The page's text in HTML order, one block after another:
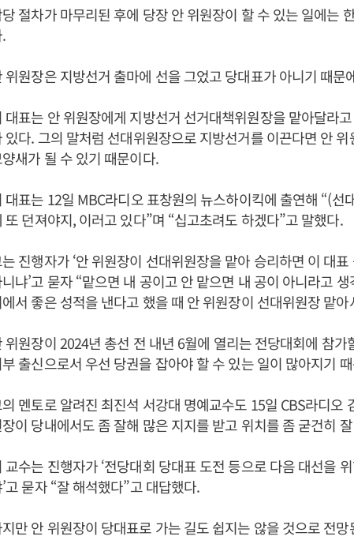
절차가 마무리된 후에 당장 안 위원장이 할 수 있는 일에는
위원장은 지방선거 출마에 선을 그었고 당대표가 아니기 때문
대표는 안 위원장에게 지방선거 선거대책위원장을 맡아달라
있다. 그의 말처럼 선대위원장으로 지방선거를 이끈다면 안
새가 될 수 있기 때문이다.
대표는 12일 MBC라디오 표창원의 뉴스하이킥에 출연해 “(선
또 던져야지, 이러고 있다”며 “십고초려도 하겠다”고 말했다.
진행자가 ‘안 위원장이 선대위원장을 맡아 승리하면 이 대
냐’고 묻자 “맡으면 내 공이고 안 맡으면 내 공이 아니라고
서 좋은 성적을 낸다고 했을 때 안 위원장이 선대위원장 맡
위원장이 2024년 총선 전 내년 6월에 열리는 전당대회에 참
출신으로서 우선 당권을 잡아야 할 수 있는 일이 많아지기
멘토로 알려진 최진석 서강대 명예교수도 15일 CBS라디오
이 당내에서도 좀 잘해 많은 지지를 받고 위치를 좀 굳건히
교수는 진행자가 ‘전당대회 당대표 도전 등으로 다음 대선을
고 묻자 “잘 해석했다”고 대답했다.
만 안 위원장이 당대표로 가는 길도 쉽지는 않을 것으로 전망